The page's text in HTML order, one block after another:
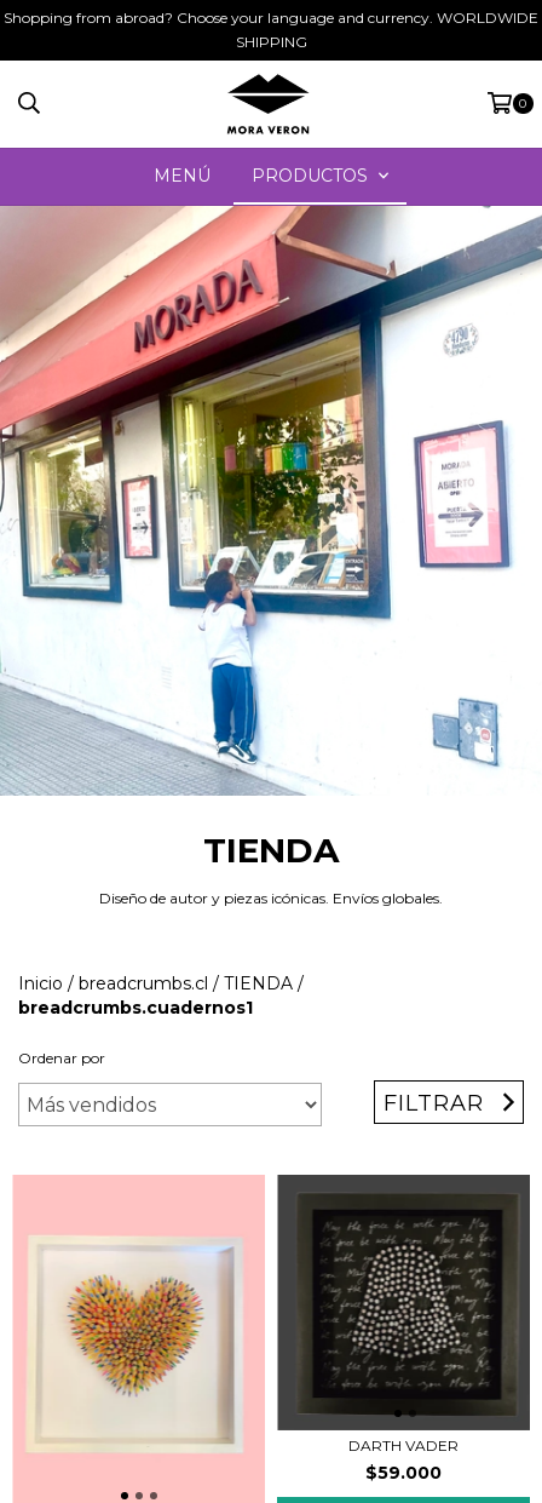
Shopping from abroad? Choose your language and currency. WORLDWIDE
SHIPPING
0
MENÚ PRODUCTOS
TIENDA
Diseño de autor y piezas icónicas. Envíos globales.
Inicio / breadcrumbs.cl / TIENDA /
breadcrumbs.cuadernos1
Ordenar por
FILTRAR
DARTH VADER
$59.000